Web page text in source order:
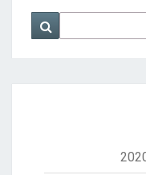
Search